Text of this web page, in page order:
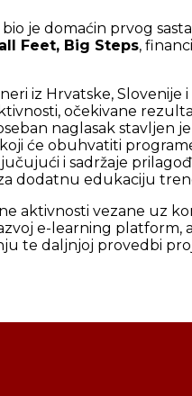
je domaćin prvog
Feet, Big Steps,
iz Hrvatske, Slovenije
očekivane
naglasak stavljen
će obuhvatiti
i sadržaje
dodatnu edukaciju
aktivnosti vezane uz
e-learning platform,
te daljnjoj provedbi